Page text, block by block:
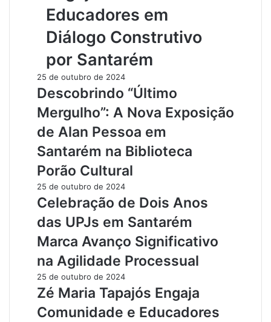
Educadores em
Diálogo Construtivo
por Santarém
25 de outubro de 2024
Descobrindo “Último
Mergulho”: A Nova Exposição
de Alan Pessoa em
Santarém na Biblioteca
Porão Cultural
25 de outubro de 2024
Celebração de Dois Anos
das UPJs em Santarém
Marca Avanço Significativo
na Agilidade Processual
25 de outubro de 2024
Zé Maria Tapajós Engaja
Comunidade e Educadores